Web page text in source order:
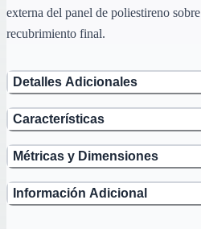
externa del panel de poliestireno
recubrimiento final.
Detalles Adicionales
Características
Métricas y Dimensiones
Información Adicional